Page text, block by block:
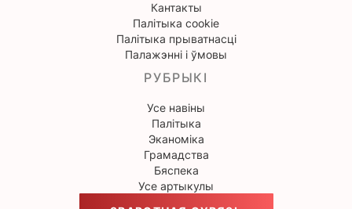
Кантакты
Палітыка cookie
Палітыка прыватнасці
Палажэнні і ўмовы
РУБРЫКІ
Усе навіны
Палітыка
Эканоміка
Грамадства
Бяспека
Усе артыкулы